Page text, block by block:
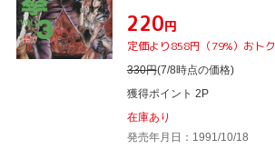
¥220円
定価より858円（79%）おトク
330円(7/8時点の価格)
獲得ポイント 2P
在庫あり
発売年月日：1991/10/18